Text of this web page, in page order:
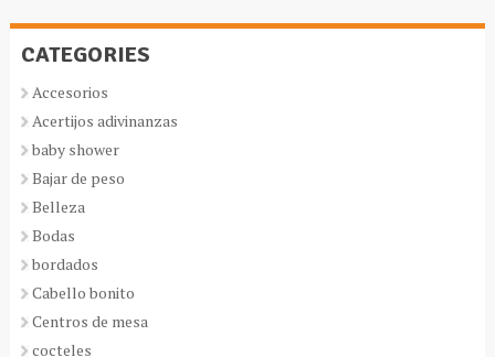
CATEGORIES
Accesorios
Acertijos adivinanzas
baby shower
Bajar de peso
Belleza
Bodas
bordados
Cabello bonito
Centros de mesa
cocteles